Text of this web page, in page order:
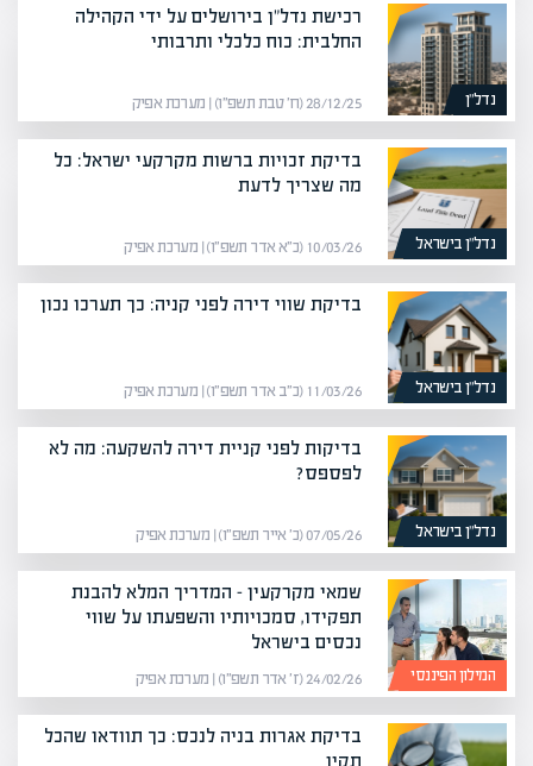
נדל”ן
רכישת נדל"ן בירושלים על ידי הקהילה
החלבית: כוח כלכלי ותרבותי
28/12/25 (ח׳ טבת תשפ״ו) | מערכת אפיק
נדל”ן בישראל
בדיקת זכויות ברשות מקרקעי ישראל: כל
מה שצריך לדעת
10/03/26 (כ״א אדר תשפ״ו) | מערכת אפיק
נדל”ן בישראל
בדיקת שווי דירה לפני קניה: כך תערכו נכון
11/03/26 (כ״ב אדר תשפ״ו) | מערכת אפיק
נדל”ן בישראל
בדיקות לפני קניית דירה להשקעה: מה לא
לפספס?
07/05/26 (כ׳ אייר תשפ״ו) | מערכת אפיק
המילון הפיננסי
שמאי מקרקעין – המדריך המלא להבנת
תפקידו, סמכויותיו והשפעתו על שווי
נכסים בישראל
24/02/26 (ז׳ אדר תשפ״ו) | מערכת אפיק
בדיקת אגרות בניה לנכס: כך תוודאו שהכל
תקין